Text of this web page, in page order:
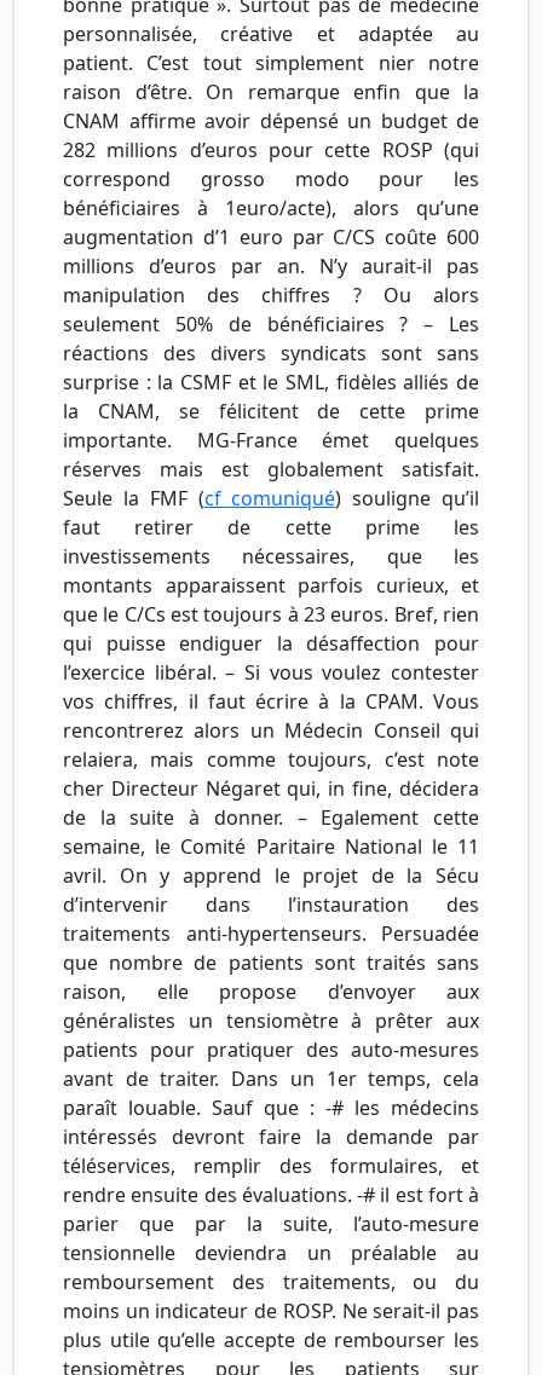
personnalisée, créative et adaptée au
patient. C’est tout simplement nier notre
raison d’être. On remarque enfin que la
CNAM affirme avoir dépensé un budget de
282 millions d’euros pour cette ROSP (qui
correspond grosso modo pour les
bénéficiaires à 1euro/acte), alors qu’une
augmentation d’1 euro par C/CS coûte 600
millions d’euros par an. N’y aurait-il pas
manipulation des chiffres ? Ou alors
seulement 50% de bénéficiaires ? – Les
réactions des divers syndicats sont sans
surprise : la CSMF et le SML, fidèles alliés de
la CNAM, se félicitent de cette prime
importante. MG-France émet quelques
réserves mais est globalement satisfait.
Seule la FMF (cf comuniqué) souligne qu’il
faut retirer de cette prime les
investissements nécessaires, que les
montants apparaissent parfois curieux, et
que le C/Cs est toujours à 23 euros. Bref, rien
qui puisse endiguer la désaffection pour
l’exercice libéral. – Si vous voulez contester
vos chiffres, il faut écrire à la CPAM. Vous
rencontrerez alors un Médecin Conseil qui
relaiera, mais comme toujours, c’est note
cher Directeur Négaret qui, in fine, décidera
de la suite à donner. – Egalement cette
semaine, le Comité Paritaire National le 11
avril. On y apprend le projet de la Sécu
d’intervenir dans l’instauration des
traitements anti-hypertenseurs. Persuadée
que nombre de patients sont traités sans
raison, elle propose d’envoyer aux
généralistes un tensiomètre à prêter aux
patients pour pratiquer des auto-mesures
avant de traiter. Dans un 1er temps, cela
paraît louable. Sauf que : -# les médecins
intéressés devront faire la demande par
téléservices, remplir des formulaires, et
rendre ensuite des évaluations. -# il est fort à
parier que par la suite, l’auto-mesure
tensionnelle deviendra un préalable au
remboursement des traitements, ou du
moins un indicateur de ROSP. Ne serait-il pas
plus utile qu’elle accepte de rembourser les
tensiomètres pour les patients sur